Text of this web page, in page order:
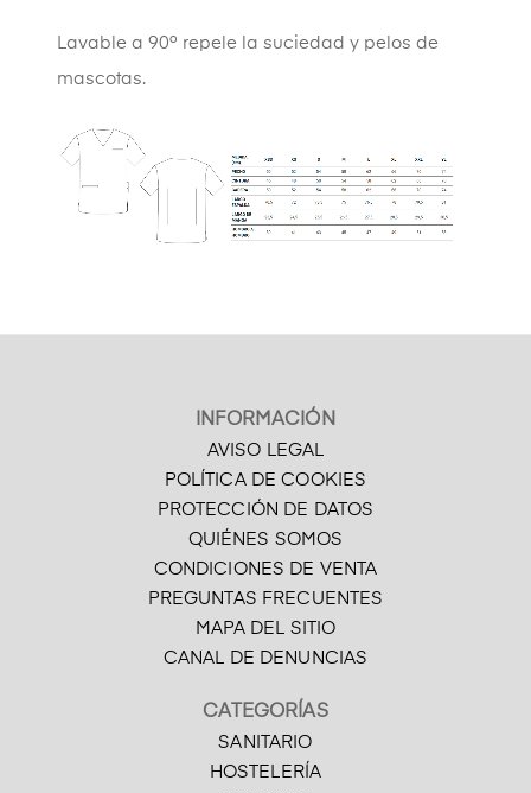
Lavable a 90º repele la suciedad y pelos de
mascotas.
INFORMACIÓN
AVISO LEGAL
POLÍTICA DE COOKIES
PROTECCIÓN DE DATOS
QUIÉNES SOMOS
CONDICIONES DE VENTA
PREGUNTAS FRECUENTES
MAPA DEL SITIO
CANAL DE DENUNCIAS
CATEGORÍAS
SANITARIO
HOSTELERÍA